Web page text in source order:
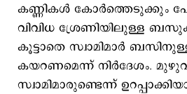
കണ്ണികള്‍ കോര്‍ത്തെടുക്കും
വിവിധ ശ്രേണിയിലുള്ള
കൂട്ടാതെ സ്വാമിമാര്‍
കയറണമെന്ന് നിര്‍ദേശം.
സ്വാമിമാരുണ്ടെന്ന്